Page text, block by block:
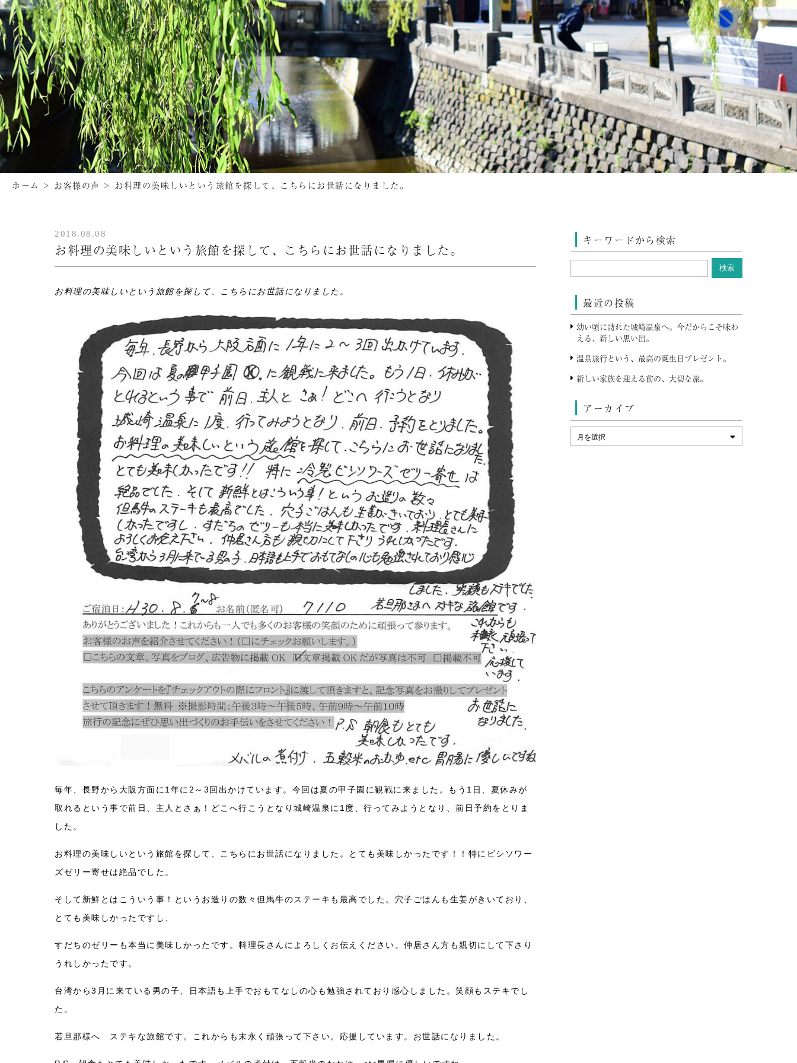
ホーム > お客様の声 > お料理の美味しいという旅館を探して、こちらにお世話になりました。
2018.08.08
お料理の美味しいという旅館を探して、こちらにお世話になりました。
お料理の美味しいという旅館を探して、こちらにお世話になりました。
毎年、長野から大阪方面に1年に2～3回出かけています。今回は夏の甲子園に観戦に来ました。もう1日、夏休みが
取れるという事で前日、主人とさぁ！どこへ行こうとなり城崎温泉に1度、行ってみようとなり、前日予約をとりま
した。
お料理の美味しいという旅館を探して、こちらにお世話になりました。とても美味しかったです！！特にビシソワー
ズゼリー寄せは絶品でした。
そして新鮮とはこういう事！というお造りの数々但馬牛のステーキも最高でした。穴子ごはんも生姜がきいており、
とても美味しかったですし、
すだちのゼリーも本当に美味しかったです。料理長さんによろしくお伝えください。仲居さん方も親切にして下さり
うれしかったです。
台湾から3月に来ている男の子、日本語も上手でおもてなしの心も勉強されており感心しました。笑顔もステキでし
た。
若旦那様へ ステキな旅館です。これからも末永く頑張って下さい。応援しています。お世話になりました。
キーワードから検索
最近の投稿
幼い頃に訪れた城崎温泉へ。今だからこそ味わ
える、新しい思い出。
温泉旅行という、最高の誕生日プレゼント。
新しい家族を迎える前の、大切な旅。
アーカイブ